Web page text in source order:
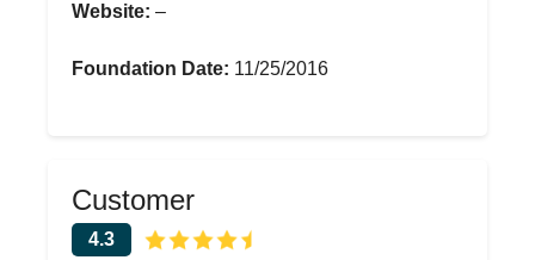
Website: –
Foundation Date: 11/25/2016
Customer
4.3